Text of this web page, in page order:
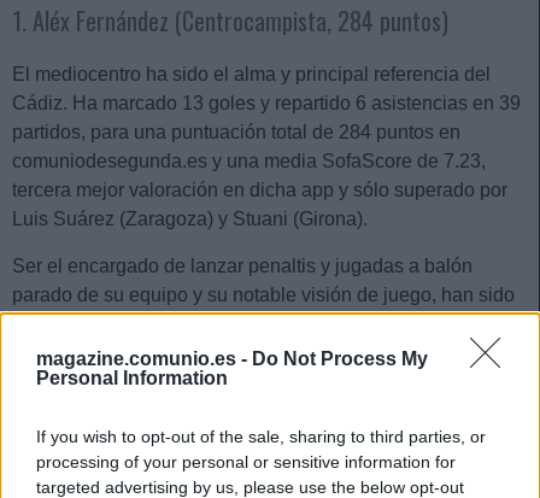
magazine.comunio.es - Do Not Process My
Personal Information
If you wish to opt-out of the sale, sharing to third parties, or
processing of your personal or sensitive information for
targeted advertising by us, please use the below opt-out
1. Aléx Fernández (Centrocampista, 284 puntos)
El mediocentro ha sido el alma y principal referencia del
Cádiz. Ha marcado 13 goles y repartido 6 asistencias en 39
partidos, para una puntuación total de 284 puntos en
comuniodesegunda.es y una media SofaScore de 7.23,
tercera mejor valoración en dicha app y sólo superado por
Luis Suárez (Zaragoza) y Stuani (Girona).
Ser el encargado de lanzar penaltis y jugadas a balón
parado de su equipo y su notable visión de juego, han sido
jugador de LaLiga Smartbank con más pases convertidos
en remate (81). Además su ratio en duelos (52%) o balones
Debería ser una apuesta segura para Comunio la próxima
temporada, ya que todos los jugadores que lo hacen bien